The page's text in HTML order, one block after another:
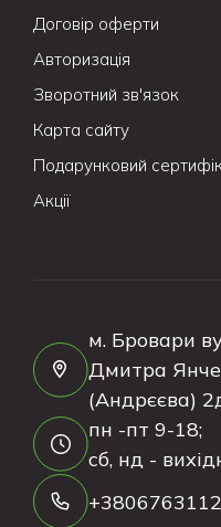
Договір оферти
Авторизація
Зворотний зв'язок
Карта сайту
Подарунковий
Акції
м. Бровари
Дмитра
(Андрєєва)
пн -пт 9-18;
сб, нд -